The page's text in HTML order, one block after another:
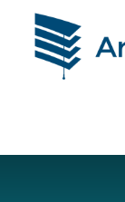
conteúdo